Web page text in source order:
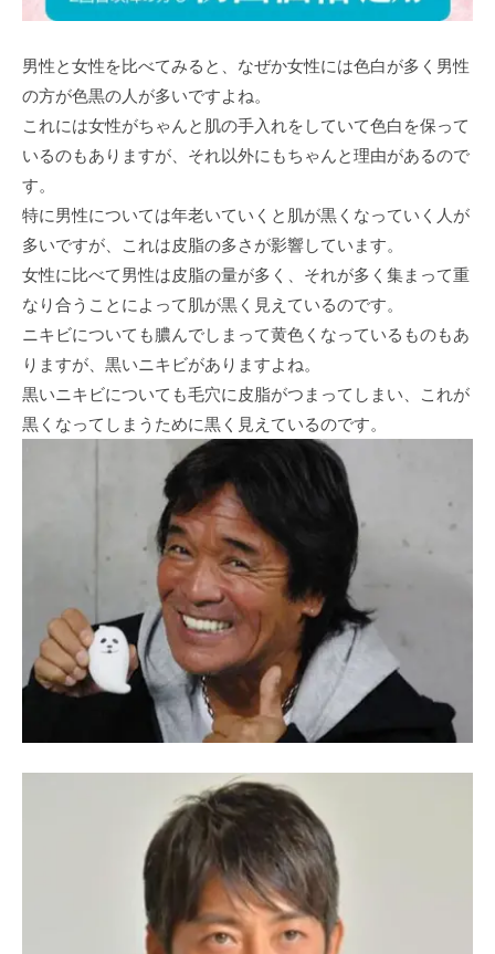
男性と女性を比べてみると、なぜか女性には色白が多く男性
の方が色黒の人が多いですよね。
これには女性がちゃんと肌の手入れをしていて色白を保って
いるのもありますが、それ以外にもちゃんと理由があるので
す。
特に男性については年老いていくと肌が黒くなっていく人が
多いですが、これは皮脂の多さが影響しています。
女性に比べて男性は皮脂の量が多く、それが多く集まって重
なり合うことによって肌が黒く見えているのです。
ニキビについても膿んでしまって黄色くなっているものもあ
りますが、黒いニキビがありますよね。
黒いニキビについても毛穴に皮脂がつまってしまい、これが
黒くなってしまうために黒く見えているのです。